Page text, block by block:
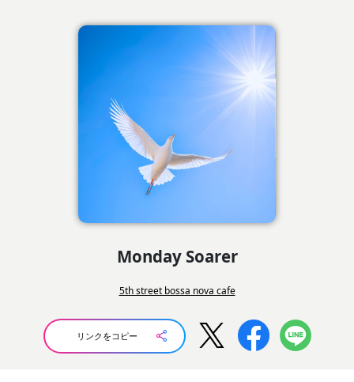
Monday Soarer
5th street bossa nova cafe
リンクをコピー